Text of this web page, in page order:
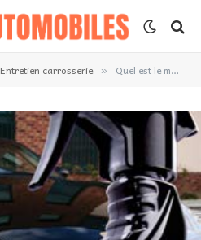
Entretien carrosserie » Quel est le meilleur polish 2025 pour donner un coup de jeune à votre voiture ?